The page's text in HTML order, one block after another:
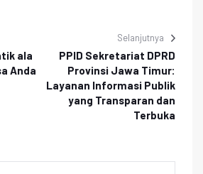
ala
Anda
Selanjutnya
PPID Sekretariat DPRD
Provinsi Jawa Timur:
Layanan Informasi Publik
yang Transparan dan
Terbuka